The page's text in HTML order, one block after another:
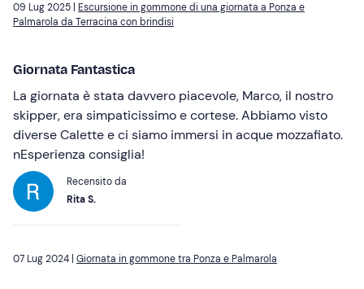
09 Lug 2025 | Escursione in gommone di una giornata a Ponza e
Palmarola da Terracina con brindisi
Giornata Fantastica
La giornata è stata davvero piacevole, Marco, il nostro
skipper, era simpaticissimo e cortese. Abbiamo visto
diverse Calette e ci siamo immersi in acque mozzafiato.
nEsperienza consiglia!
Recensito da
Rita S.
07 Lug 2024 | Giornata in gommone tra Ponza e Palmarola